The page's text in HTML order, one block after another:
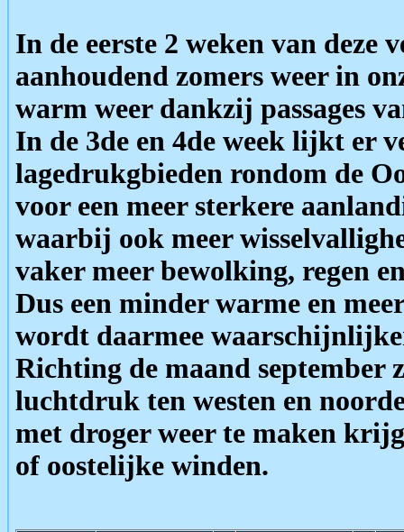
In de eerste 2 weken van
aanhoudend zomers weer in
warm weer dankzij passages
In de 3de en 4de week lijkt er
lagedrukgbieden rondom de
voor een meer sterkere
waarbij ook meer
vaker meer bewolking, regen
Dus een minder warme en
wordt daarmee
Richting de maand september
luchtdruk ten westen en
met droger weer te maken
of oostelijke winden.